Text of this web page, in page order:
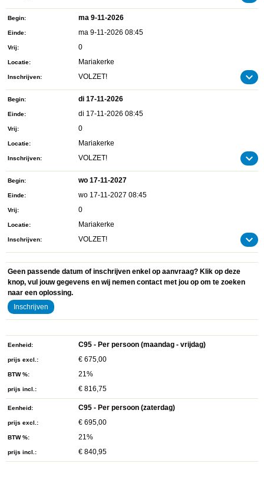
Begin ma 9-11-2026
Einde ma 9-11-2026 08:45
Vrij 0
Locatie Mariakerke
Inschrijven VOLZET!
Begin di 17-11-2026
Einde di 17-11-2026 08:45
Vrij 0
Locatie Mariakerke
Inschrijven VOLZET!
Begin wo 17-11-2027
Einde wo 17-11-2027 08:45
Vrij 0
Locatie Mariakerke
Inschrijven VOLZET!
Geen passende datum of inschrijven enkel op aanvraag? Klik op deze
knop, vul jouw gegevens en wij nemen contact met jou op om te zoeken
naar een oplossing.
Inschrijven
Eenheid C95 - Per persoon (maandag - vrijdag)
prijs excl. € 675,00
BTW % 21%
prijs incl. € 816,75
Eenheid C95 - Per persoon (zaterdag)
prijs excl. € 695,00
BTW % 21%
prijs incl. € 840,95